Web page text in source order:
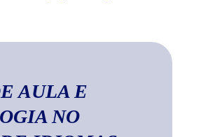
AULA E
NO